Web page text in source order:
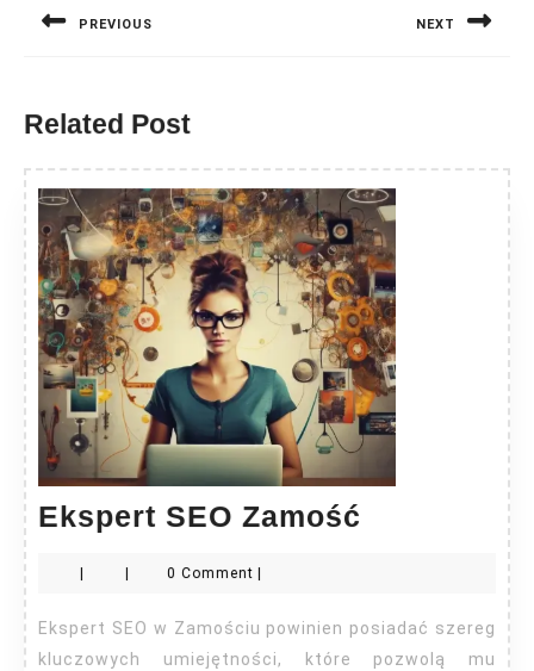
PREVIOUS NEXT
Related Post
Ekspert SEO Zamość
0 Comment
Ekspert SEO w Zamościu powinien posiadać szereg
kluczowych umiejętności, które pozwolą mu